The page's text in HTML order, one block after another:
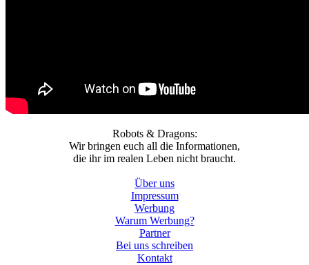
Robots & Dragons:
Wir bringen euch all die Informationen,
die ihr im realen Leben nicht braucht.
Über uns
Impressum
Werbung
Warum Werbung?
Partner
Bei uns schreiben
Kontakt